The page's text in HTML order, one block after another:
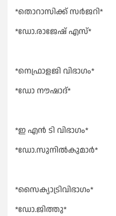
*തൊറാസിക്ക് സർജറി*
*ഡോ.രാജേഷ് എസ്*
*നെഫ്രാളജി വിഭാഗം*
*ഡോ നൗഷാദ്*
*ഇ എൻ ടി വിഭാഗം*
*ഡോ.സുനിൽകുമാർ*
*സൈക്യാട്രിവിഭാഗം*
*ഡോ.ജിത്തു*